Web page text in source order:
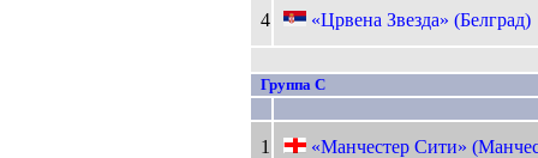
4 «Црвена Звезда» (Белград)
Группа C
1 «Манчестер Сити»